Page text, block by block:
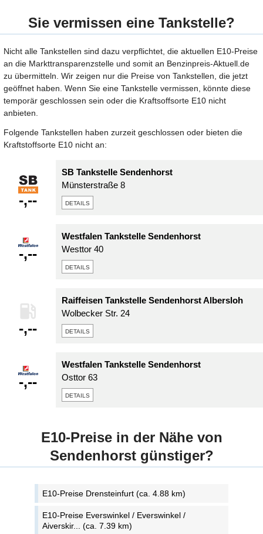
Sie vermissen eine Tankstelle?
Nicht alle Tankstellen sind dazu verpflichtet, die aktuellen E10-Preise
an die Markttransparenzstelle und somit an Benzinpreis-Aktuell.de
zu übermitteln. Wir zeigen nur die Preise von Tankstellen, die jetzt
geöffnet haben. Wenn Sie eine Tankstelle vermissen, könnte diese
temporär geschlossen sein oder die Kraftsoffsorte E10 nicht
anbieten.
Folgende Tankstellen haben zurzeit geschlossen oder bieten die
Kraftstoffsorte E10 nicht an:
-,--
SB Tankstelle Sendenhorst
Münsterstraße 8
details
-,--
Westfalen Tankstelle Sendenhorst
Westtor 40
details
-,--
Raiffeisen Tankstelle Sendenhorst Albersloh
Wolbecker Str. 24
details
-,--
Westfalen Tankstelle Sendenhorst
Osttor 63
details
E10-Preise in der Nähe von
Sendenhorst günstiger?
E10-Preise Drensteinfurt (ca. 4.88 km)
E10-Preise Everswinkel / Everswinkel /
Aiverskir... (ca. 7.39 km)